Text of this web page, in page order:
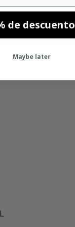
de descuento
Maybe later